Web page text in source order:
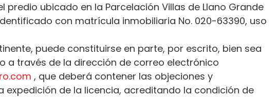
predio ubicado en la Parcelación Villas de Llano Grande
con matrícula inmobiliaria No. 020-63390, uso
puede constituirse en parte, por escrito, bien sea
a través de la dirección de correo electrónico
, que deberá contener las objeciones y
expedición de la licencia, acreditando la condición de